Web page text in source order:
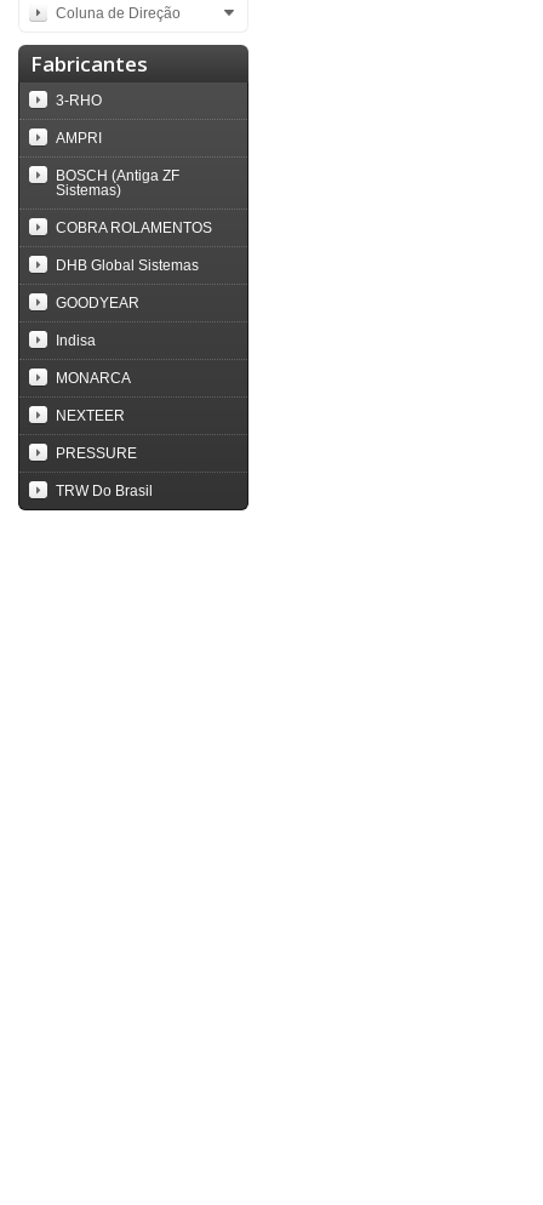
Coluna de Direção
Fabricantes
3-RHO
AMPRI
BOSCH (Antiga ZF
Sistemas)
COBRA ROLAMENTOS
DHB Global Sistemas
GOODYEAR
Indisa
MONARCA
NEXTEER
PRESSURE
TRW Do Brasil